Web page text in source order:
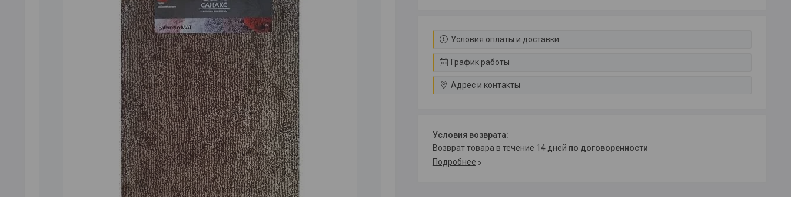
Условия оплаты и доставки
График работы
Адрес и контакты
возврат товара в течение 14 дней по договоренности
Подробнее